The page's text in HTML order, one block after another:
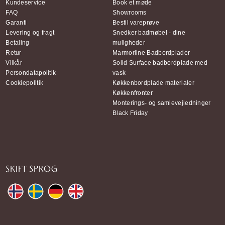
Kundeservice
FAQ
Garanti
Levering og fragt
Betaling
Retur
Vilkår
Persondatapolitik
Cookiepolitik
Book et møde
Showrooms
Bestil vareprøve
Snedker badmøbel - dine
muligheder
Marmorline Badbordplader
Solid Surface badbordplade med
vask
Køkkenbordplade materialer
Køkkenfronter
Monterings- og samlevejledninger
Black Friday
SKIFT SPROG